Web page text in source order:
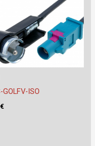
GOLFV-ISO
€